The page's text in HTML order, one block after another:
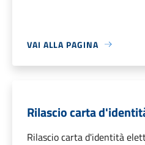
VAI ALLA PAGINA
Rilascio carta
Rilascio carta d'identità